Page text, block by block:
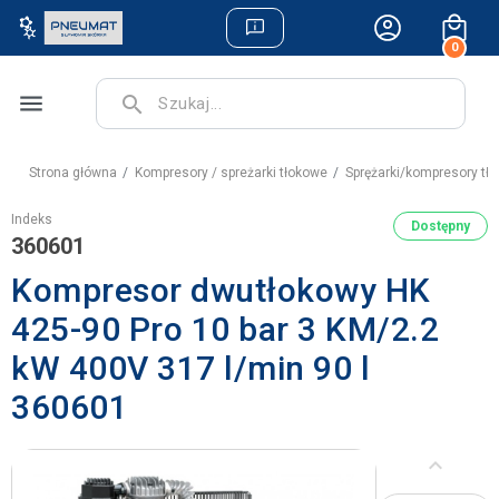
0
menu search
Strona główna Kompresory / spreżarki tłokowe Sprężarki/kompresory
Indeks
360601
Dostępny
Kompresor dwutłokowy HK
425-90 Pro 10 bar 3 KM/2.2
kW 400V 317 l/min 90 l
360601
keyboard_arrow_left